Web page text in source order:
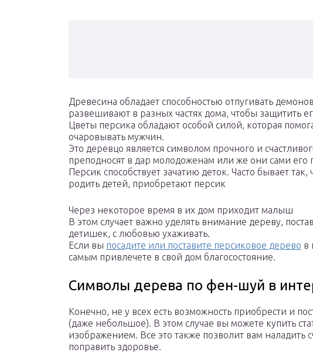
Древесина обладает способностью отпугивать
развешивают в разных частях дома, чтобы защитить
Цветы персика обладают особой силой, которая
очаровывать мужчин.
Это деревцо является символом прочного и
преподносят в дар молодоженам или же они сами
Персик способствует зачатию деток. Часто бывает
родить детей, приобретают персик
Через некоторое время в их дом приходит малыш
В этом случает важно уделять внимание дереву,
детишек, с любовью ухаживать.
Если вы посадите или поставите персиковое дерево в
самым привлечете в свой дом благосостояние.
Символы дерева по фен-шуй в
Конечно, не у всех есть возможность приобрести и
(даже небольшое). В этом случае вы можете купить
изображением. Все это также позволит вам наладить
поправить здоровье.